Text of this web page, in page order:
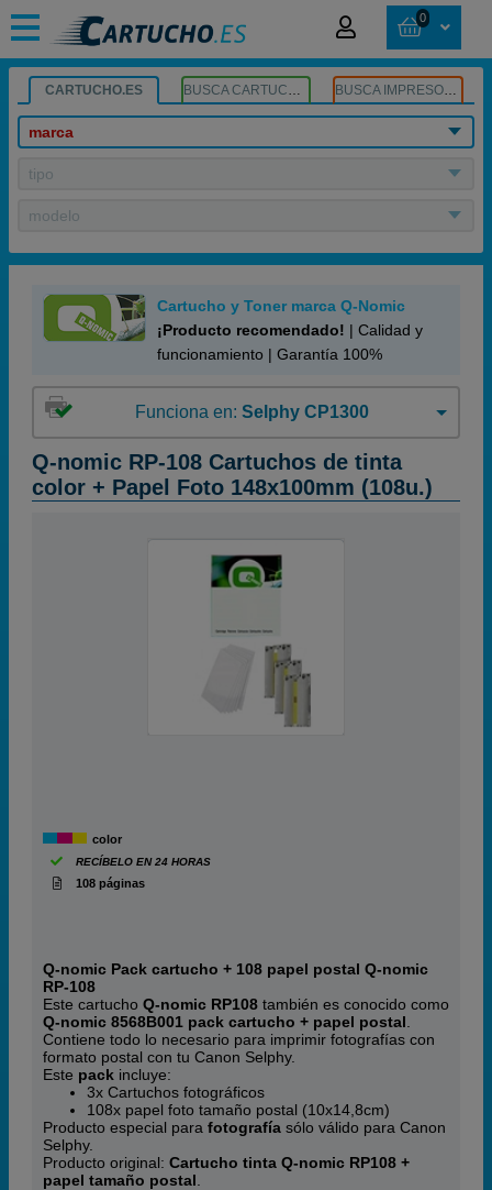
0
CARTUCHO.ES BUSCA CARTUCHOS BUSCA IMPRESORA
marca
tipo
modelo
Cartucho y Toner marca Q-Nomic
¡Producto recomendado! | Calidad y
funcionamiento | Garantía 100%
Funciona en: Selphy CP1300
Q-nomic RP-108 Cartuchos de tinta
color + Papel Foto 148x100mm (108u.)
color
RECÍBELO EN 24 HORAS
108 páginas
Q-nomic Pack cartucho + 108 papel postal Q-nomic
RP-108
Este cartucho Q-nomic RP108 también es conocido como
Q-nomic 8568B001 pack cartucho + papel postal
Contiene todo lo necesario para imprimir fotografías con
formato postal con tu Canon Selphy.
Este pack incluye:
3x Cartuchos fotográficos
108x papel foto tamaño postal (10x14,8cm)
Producto especial para fotografía sólo válido para Canon
Selphy.
Producto original: Cartucho tinta Q-nomic RP108 +
papel tamaño postal